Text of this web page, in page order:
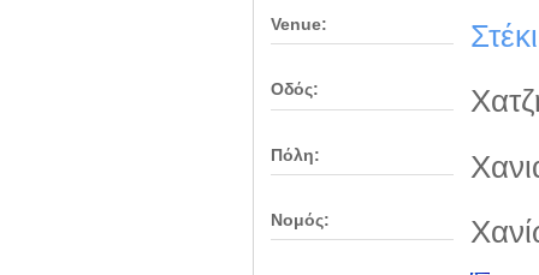
Venue:
Οδός:
Πόλη:
Νομός: